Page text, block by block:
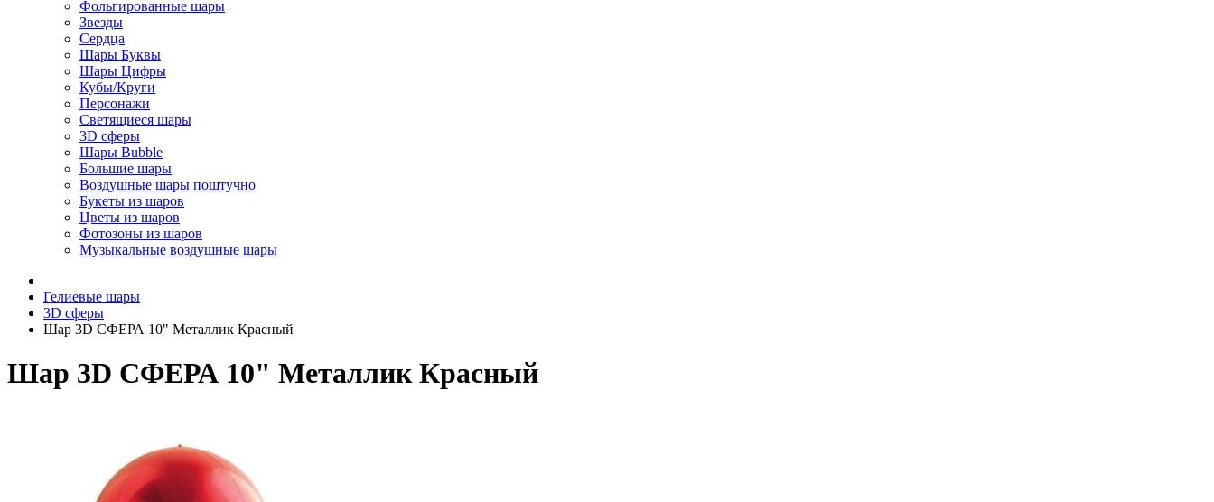
Фольгированные шары
Звезды
Сердца
Шары Буквы
Шары Цифры
Кубы/Круги
Персонажи
Светящиеся шары
3D сферы
Шары Bubble
Большие шары
Воздушные шары поштучно
Букеты из шаров
Цветы из шаров
Фотозоны из шаров
Музыкальные воздушные шары
Гелиевые шары
3D сферы
Шар 3D СФЕРА 10" Металлик Красный
Шар 3D СФЕРА 10" Металлик Красный